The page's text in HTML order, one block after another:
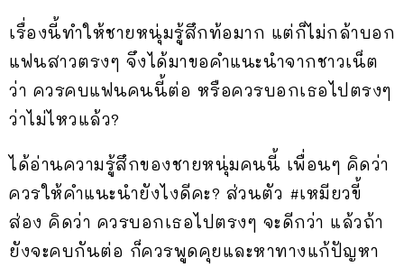
เรื่องนี้ทำให้ชายหนุ่มรู้สึกท้อมาก แต่ก็ไม่กล้าบอก
แฟนสาวตรงๆ จึงได้มาขอคำแนะนำจากชาวเน็ต
ว่า ควรคบแฟนคนนี้ต่อ หรือควรบอกเธอไปตรงๆ
ว่าไม่ไหวแล้ว?
ได้อ่านความรู้สึกของชายหนุ่มคนนี้ เพื่อนๆ คิดว่า
ควรให้คำแนะนำยังไงดีคะ? ส่วนตัว #เหมียวขี้
ส่อง คิดว่า ควรบอกเธอไปตรงๆ จะดีกว่า แล้วถ้า
ยังจะคบกันต่อ ก็ควรพูดคุยและหาทางแก้ปัญหา